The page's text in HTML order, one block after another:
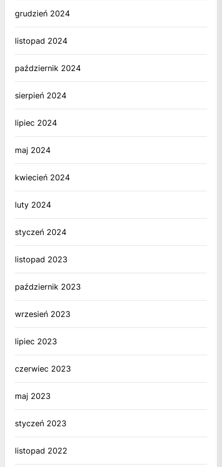
grudzień 2024
listopad 2024
październik 2024
sierpień 2024
lipiec 2024
maj 2024
kwiecień 2024
luty 2024
styczeń 2024
listopad 2023
październik 2023
wrzesień 2023
lipiec 2023
czerwiec 2023
maj 2023
styczeń 2023
listopad 2022